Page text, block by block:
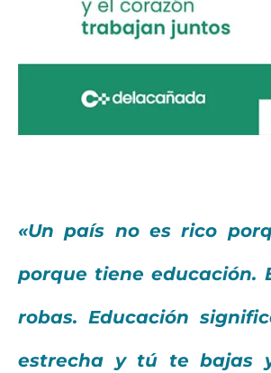
«Un país no es rico
porque tiene educación.
robas. Educación
estrecha y tú te bajas y